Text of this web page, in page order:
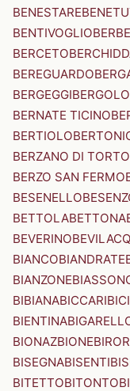
BENESTARE
BENTIVOGLIO
BERCETO
BEREGUARDO
BERGEGGIBERGOLO
BERNATE TICINO
BERTIOLO
BERZANO DI
BERZO SAN FERMO
BESENELLO
BETTOLABETTONA
BEVERINO
BIANCOBIANDRATE
BIANZONE
BIBIANABICCARI
BIENTINA
BIONAZBIONE
BISEGNABISENTI
BITETTOBITONTO